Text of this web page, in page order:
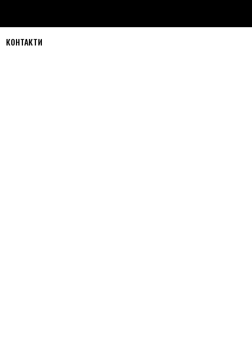
КОНТАКТИ